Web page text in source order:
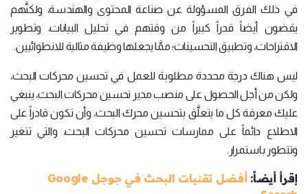
في ذلك الفرق المسؤولة عن صناعة المحتوى والهندسة، ولكنَّهم
يقضون أيضاً قدراً كبيراً من وقتهم في تحليل البيانات، وتطوير
الاقتراحات، وتطبيق التحسينات؛ ممَّا يجعلها وظيفة مثالية للانطوائيين.
ليس هناك درجة محددة مطلوبة للعمل في تحسين محركات البحث،
ولكن من أجل الحصول على منصب مدير تحسين محركات البحث، ينبغي
عليك معرفة كل ما يتعلَّق بتحسين محرك البحث، وأن تكون قادراً على
الاطلاع دائماً على ممارسات تحسين محركات البحث، والتي تتغير
وتتطور باستمرار.
إقرأ أيضاً:
أفضل تقنيات البحث في جوجل Google